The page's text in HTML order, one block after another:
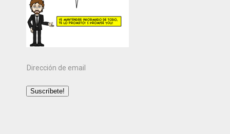
Dirección
email
Suscríbete!